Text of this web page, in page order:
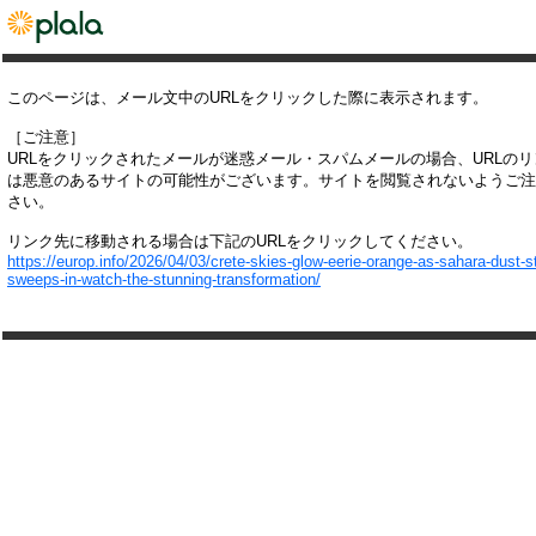
このページは、メール文中のURLをクリックした際に表示されます。
［ご注意］
URLをクリックされたメールが迷惑メール・スパムメールの場合、URLの
は悪意のあるサイトの可能性がございます。サイトを閲覧されないようご
さい。
リンク先に移動される場合は下記のURLをクリックしてください。
https://europ.info/2026/04/03/crete-skies-glow-eerie-orange-as-sahara-dust-
sweeps-in-watch-the-stunning-transformation/